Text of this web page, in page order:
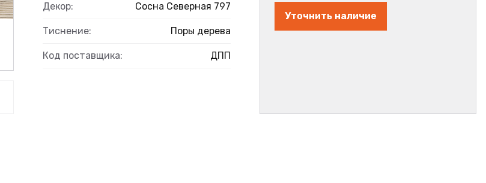
Декор: Сосна Северная 797
Тиснение: Поры дерева
Код поставщика: ДПП
Уточнить наличие